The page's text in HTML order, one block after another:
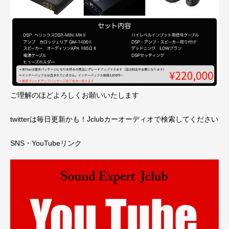
ご理解のほどよろしくお願いいたします
twitterは毎日更新かも！Jclubカーオーディオで検索してください
SNS・YouTubeリンク